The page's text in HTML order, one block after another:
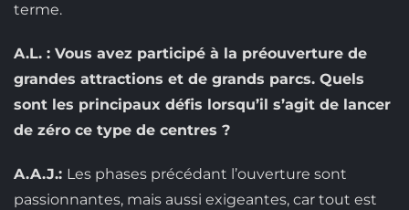
terme.
A.L. : Vous avez participé à la préouverture de
grandes attractions et de grands parcs. Quels
sont les principaux défis lorsqu’il s’agit de lancer
de zéro ce type de centres ?
A.A.J.: Les phases précédant l’ouverture sont
passionnantes, mais aussi exigeantes, car tout est